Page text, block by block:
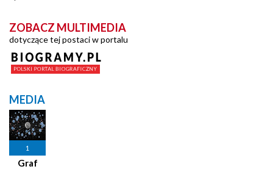
ZOBACZ MULTIMEDIA
dotyczące tej postaci w portalu
MEDIA
1
Graf